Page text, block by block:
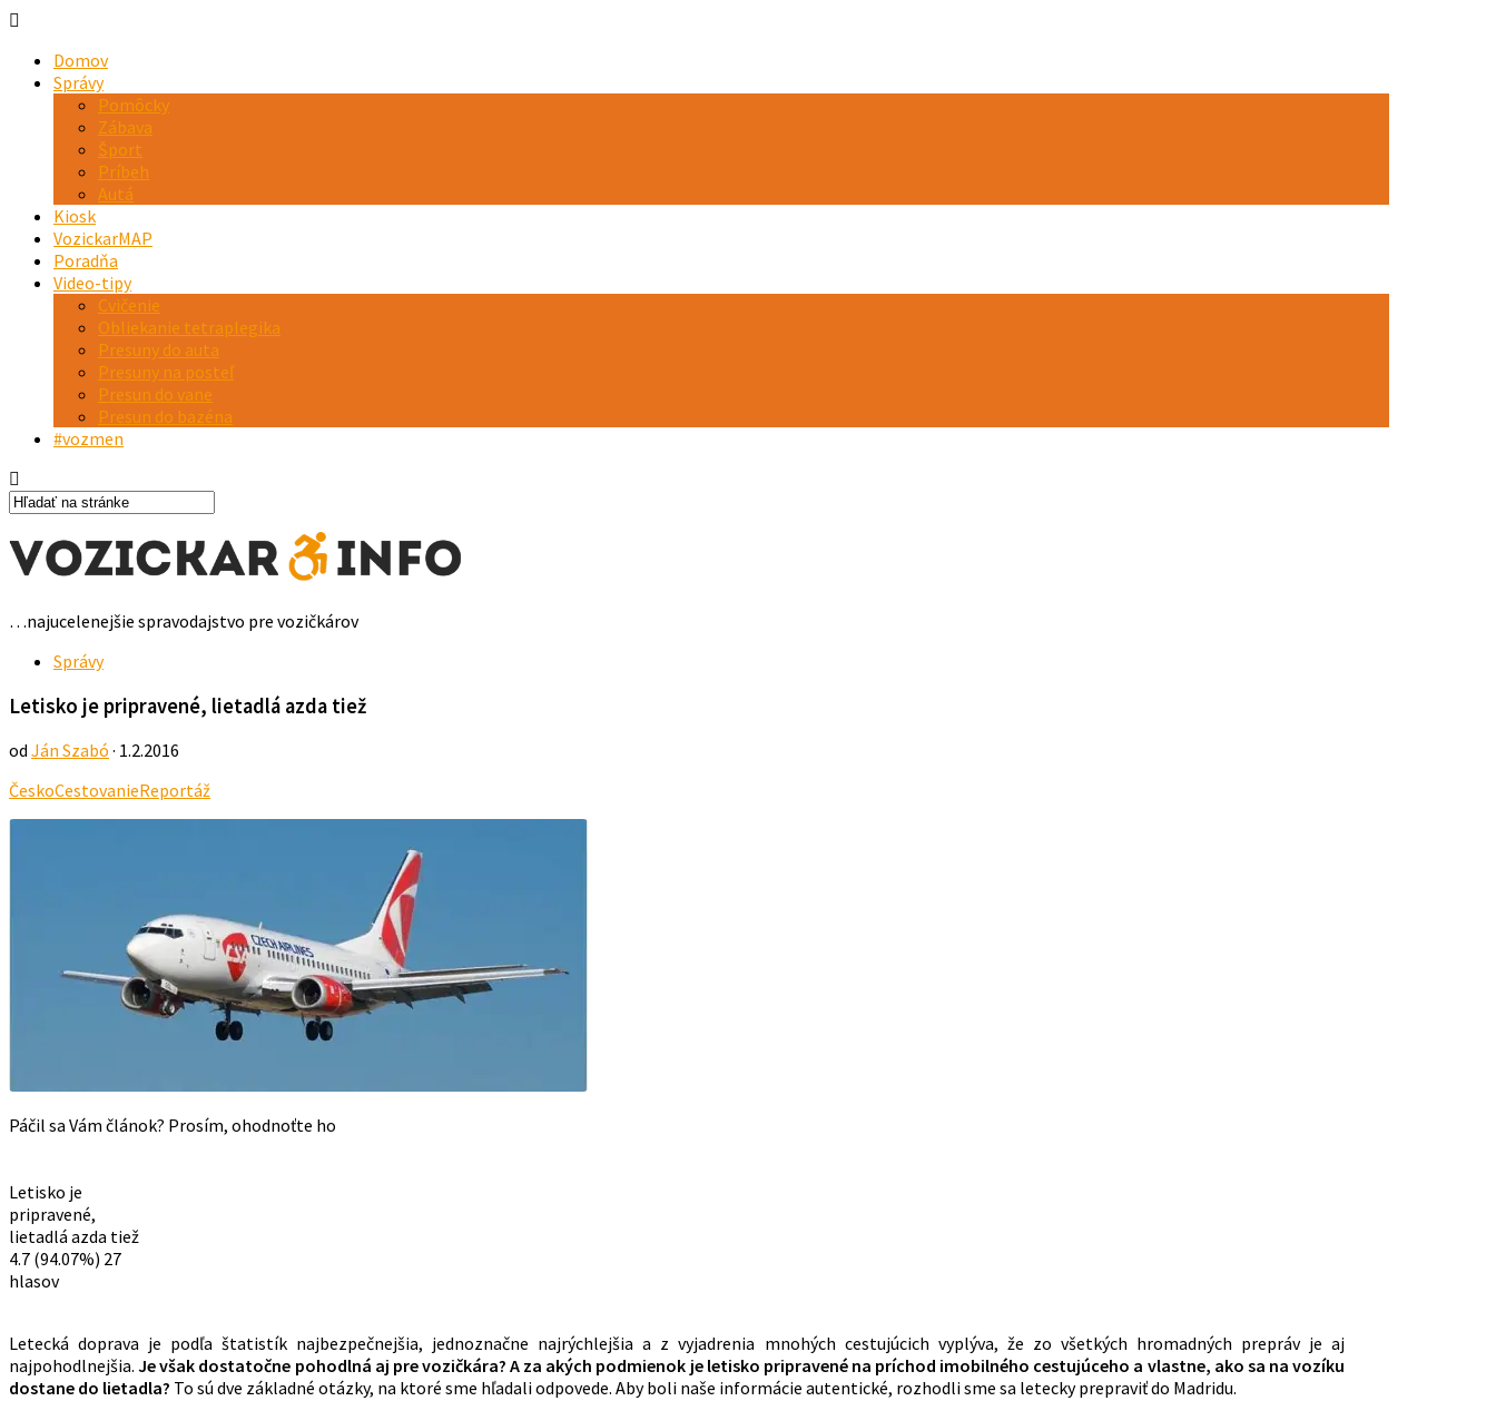
Domov
Správy
Pomôcky
Zábava
Šport
Príbeh
Autá
Kiosk
VozickarMAP
Poradňa
Video-tipy
Cvičenie
Obliekanie tetraplegika
Presuny do auta
Presuny na posteľ
Presun do vane
Presun do bazéna
#vozmen
…najucelenejšie spravodajstvo pre vozičkárov
Správy
Letisko je pripravené, lietadlá azda tiež
od Ján Szabó · 1.2.2016
ČeskoCestovanieReportáž
Páčil sa Vám článok? Prosím, ohodnoťte ho
Letisko je
pripravené,
lietadlá azda tiež
4.7 (94.07%) 27
hlasov
Letecká doprava je podľa štatistík najbezpečnejšia, jednoznačne najrýchlejšia a z vyjadrenia mnohých cestujúcich vyplýva, že zo všetkých hromadných prepráv je aj
najpohodlnejšia.Je však dostatočne pohodlná aj pre vozičkára? A za akých podmienok je letisko pripravené na príchod imobilného cestujúceho a vlastne, ako sa na vozíku
dostane do lietadla? To sú dve základné otázky, na ktoré sme hľadali odpovede. Aby boli naše informácie autentické, rozhodli sme sa letecky prepraviť do Madridu.